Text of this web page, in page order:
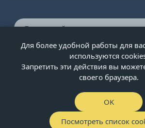
© ООО «Двери-и-точка», ИНН
Для более удобной работы для
используются
Запретить эти действия вы
своего браузера.
OK
Посмотреть список